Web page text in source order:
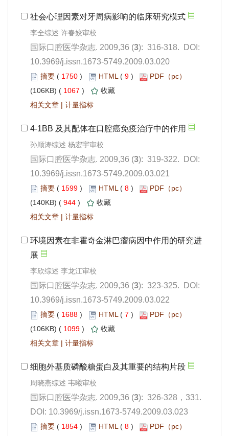
): 316-318. DOI:
10.3969/j.issn.1673-5749.2009.03.020
1750 ) 9 )
1067 )
|
): 319-322. DOI:
10.3969/j.issn.1673-5749.2009.03.021
1599 ) 8 )
944 )
|
): 323-325. DOI:
10.3969/j.issn.1673-5749.2009.03.022
1688 ) 7 )
1099 )
|
): 326-328，331.
DOI: 10.3969/j.issn.1673-5749.2009.03.023
1854 ) 8 )